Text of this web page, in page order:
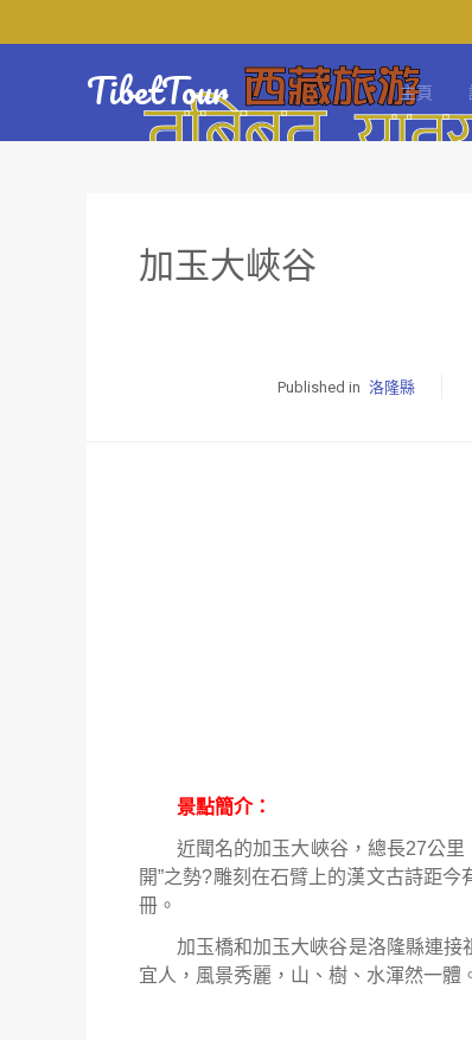
TibetTour 主頁
加玉大峽谷
Published in 洛隆縣
景點簡介：
近聞名的加玉大峽谷，總長27公里
開”之勢?雕刻在石臂上的漢文古詩距今
冊。
加玉橋和加玉大峽谷是洛隆縣連
宜人，風景秀麗，山、樹、水渾然一體